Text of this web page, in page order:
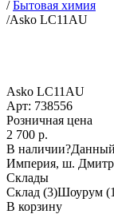
/ Бытовая химия
/Asko LC11AU
Asko LC11AU
Арт: 738556
Розничная цена
2 700 р.
В наличии?
Империя, ш.
Склады
Склад (3)Шоурум
В корзину